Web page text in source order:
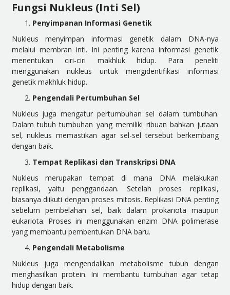
Fungsi Nukleus (Inti Sel)
Penyimpanan Informasi Genetik
Nukleus menyimpan informasi genetik dalam DNA-nya
melalui membran inti. Ini penting karena informasi genetik
menentukan ciri-ciri makhluk hidup. Para peneliti
menggunakan nukleus untuk mengidentifikasi informasi
genetik makhluk hidup.
Pengendali Pertumbuhan Sel
Nukleus juga mengatur pertumbuhan sel dalam tumbuhan.
Dalam tubuh tumbuhan yang memiliki ribuan bahkan jutaan
sel, nukleus memastikan agar sel-sel tersebut berkembang
dengan baik.
Tempat Replikasi dan Transkripsi DNA
Nukleus merupakan tempat di mana DNA melakukan
replikasi, yaitu penggandaan. Setelah proses replikasi,
biasanya diikuti dengan proses mitosis. Replikasi DNA penting
sebelum pembelahan sel, baik dalam prokariota maupun
eukariota. Proses ini menggunakan enzim DNA polimerase
yang membantu pembentukan DNA baru.
Pengendali Metabolisme
Nukleus juga mengendalikan metabolisme tubuh dengan
menghasilkan protein. Ini membantu tumbuhan agar tetap
hidup dengan baik.